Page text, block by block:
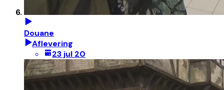
Douane
Aflevering
23 jul 20